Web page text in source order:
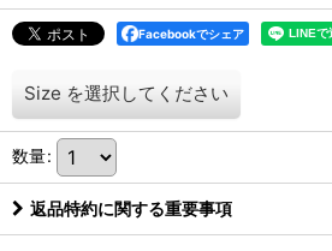
Facebookでシェア
Size を選択してください
数量:
返品特約に関する重要事項